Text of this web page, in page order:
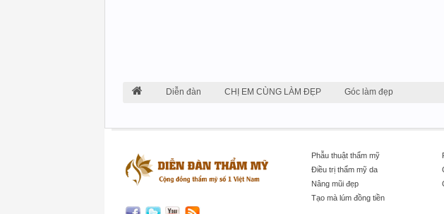
Diễn đàn CHỊ EM CÙNG LÀM ĐẸP Góc làm đẹp
Phẫu thuật thẩm mỹ
Điều trị thẩm mỹ da
Nâng mũi đẹp
Tạo mà lúm đồng tiền